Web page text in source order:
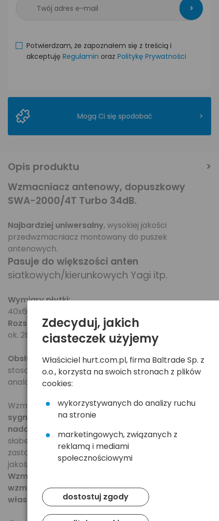
>
Potwierdzam, że zapoznałem się z treścią i
akceptuję Regulamin oraz Politykę Prywatności
Mogą Ci się spodobać >
Opis produktu
Wzmacniacz antenowy, dopuszkowy
SWA-2000/4T Turbo 34dB.
Najbardziej uniwersalny, wysokiej jakości
przedwzmacniacz montowany do puszek
antenowych.
Pasuje do większości anten
siatkowych/kierunkowych Yagi itp.
Wymiary płytki:
40x60mm
Rozstaw otworów montażowych:
ok. 26mm
Obsługuje wszystkieużyteczne częstotliwości
stosowane w radiu FM, telewizji naziemnej
analogowej itelewizji cyfrowej DVB-T
Wzmacniaczzapewnia odpowiednie poziomy
sygnału nawet z odległości 60-100km od
nadajnika
- znajdzie zastosowanie w warunkach
słabego poziomu sygnału, gdzie niemożliwe jest
zastosowanie zwykłego symetryzatora lub słabej
jakości wzmacniacza.
Wzmacniacz charakteryzuje się wysokim
wzmocnieniem, przy niskim poziomie szumów
własnych.
Zdecyduj, jakich
ciasteczek użyjemy
Właściciel hurt.com.pl, firma Baltrade Sp. z
o.o., korzysta na swoich stronach z plików
cookies:
wykorzystywanych do analizy ruchu
na stronie
marketingowych, związanych z
reklamą i mediami
społecznościowymi
dostostuj zgody